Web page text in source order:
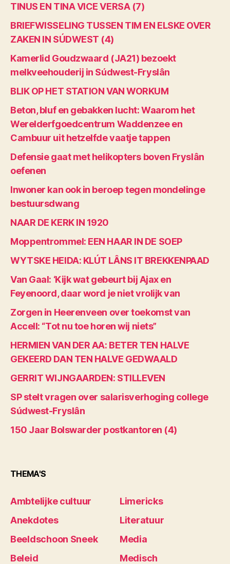
TINUS EN TINA VICE VERSA (7)
BRIEFWISSELING TUSSEN TIM EN ELSKE OVER
ZAKEN IN SÚDWEST (4)
Kamerlid Goudzwaard (JA21) bezoekt
melkveehouderij in Súdwest-Fryslân
BLIK OP HET STATION VAN WORKUM
Beton, bluf en gebakken lucht: Waarom het
Werelderfgoedcentrum Waddenzee en
Cambuur uit hetzelfde vaatje tappen
Defensie gaat met helikopters boven Fryslân
oefenen
Inwoner kan ook in beroep tegen mondelinge
bestuursdwang
NAAR DE KERK IN 1920
Moppentrommel: EEN HAAR IN DE SOEP
WYTSKE HEIDA: KLÚT LÂNS IT BREKKENPAAD
Van Gaal: ‘Kijk wat gebeurt bij Ajax en
Feyenoord, daar word je niet vrolijk van
Zorgen in Heerenveen over toekomst van
Accell: “Tot nu toe horen wij niets”
HERMIEN VAN DER AA: BETER TEN HALVE
GEKEERD DAN TEN HALVE GEDWAALD
GERRIT WIJNGAARDEN: STILLEVEN
SP stelt vragen over salarisverhoging college
Súdwest-Fryslân
150 Jaar Bolswarder postkantoren (4)
THEMA'S
Ambtelijke cultuur
Anekdotes
Beeldschoon Sneek
Beleid
Limericks
Literatuur
Media
Medisch